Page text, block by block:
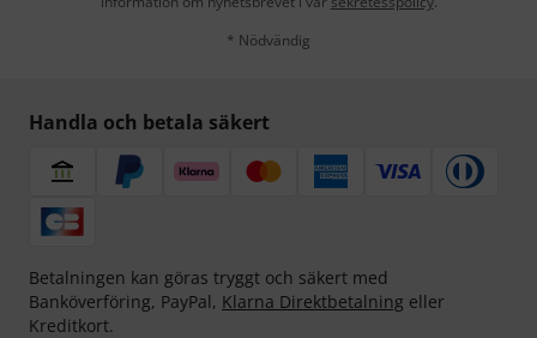
* Nödvändig
Handla och betala säkert
Betalningen kan göras tryggt och säkert med
Banköverföring, PayPal, Klarna Direktbetalning eller
Kreditkort.